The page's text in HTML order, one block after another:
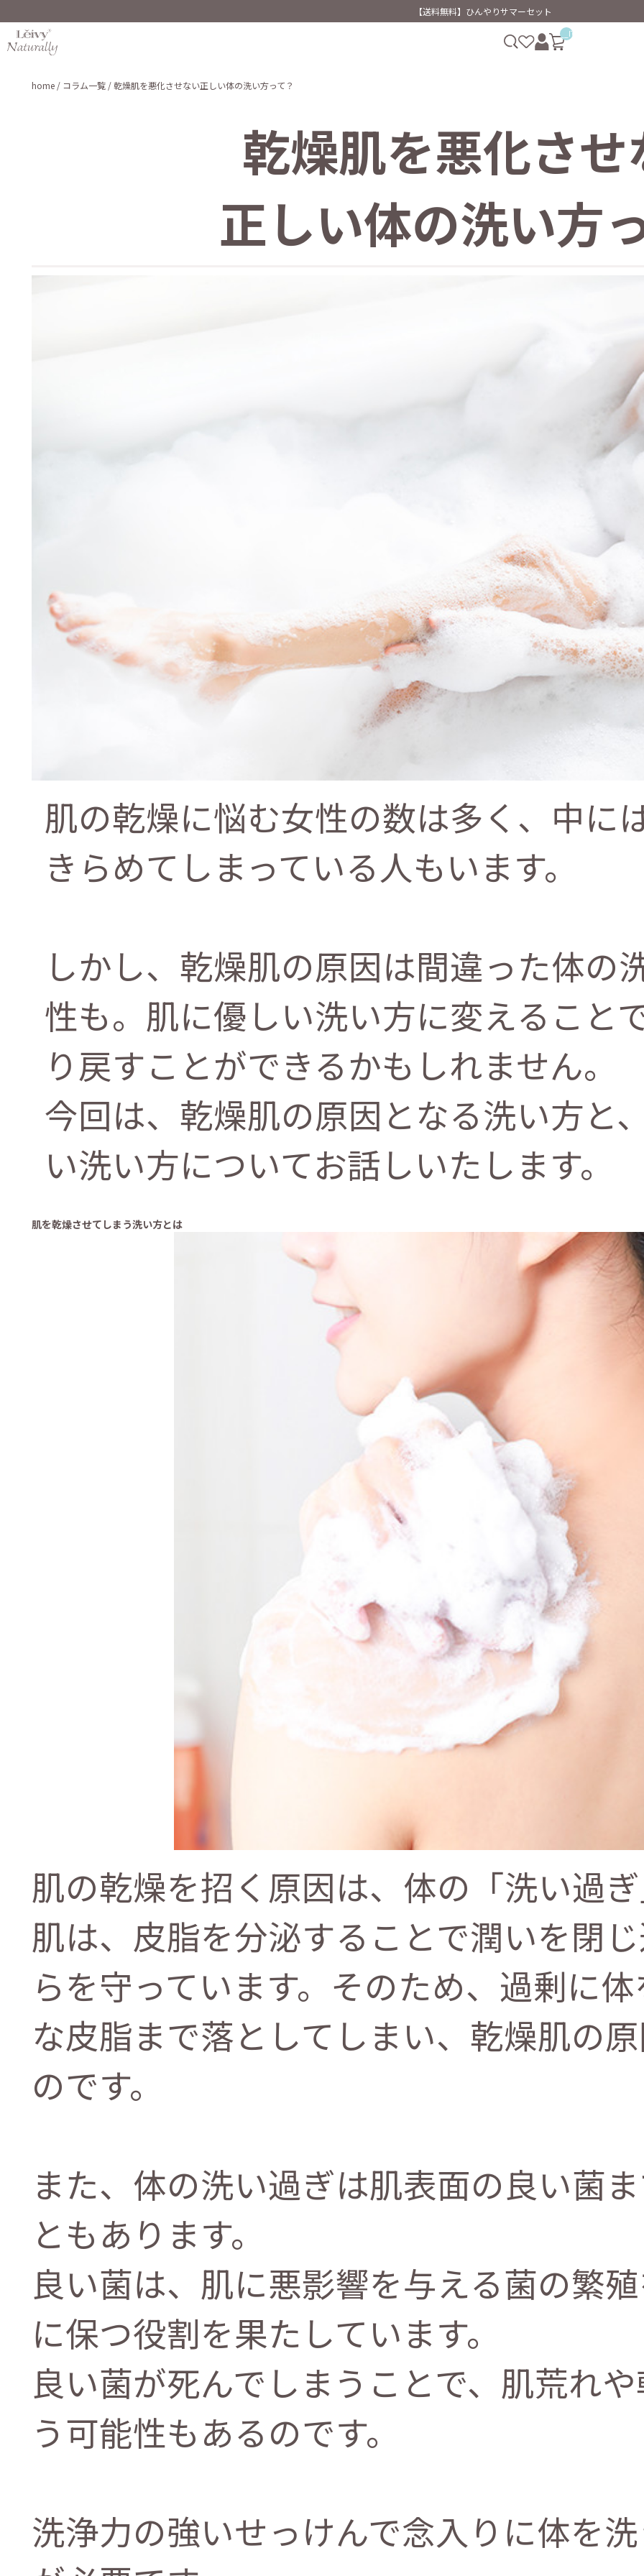
【送料無料】ひんやりサマーセット
__ITM_CNT__
home / コラム一覧 / 乾燥肌を悪化させない正しい体の洗い方って？
乾燥肌を悪化させ
正しい体の洗い方
肌の乾燥に悩む女性の数は多く、中に
きらめてしまっている人もいます。
しかし、乾燥肌の原因は間違った体の
性も。肌に優しい洗い方に変えること
り戻すことができるかもしれません。
今回は、乾燥肌の原因となる洗い方と
い洗い方についてお話しいたします。
肌を乾燥させてしまう洗い方とは
肌の乾燥を招く原因は、体の「洗い過
肌は、皮脂を分泌することで潤いを閉
らを守っています。そのため、過剰に
な皮脂まで落としてしまい、乾燥肌の
のです。
また、体の洗い過ぎは肌表面の良い菌
ともあります。
良い菌は、肌に悪影響を与える菌の繁
に保つ役割を果たしています。
良い菌が死んでしまうことで、肌荒れ
う可能性もあるのです。
洗浄力の強いせっけんで念入りに体を